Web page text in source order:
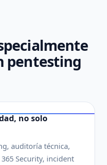
pentesting
no solo
auditoría técnica,
Security, incident